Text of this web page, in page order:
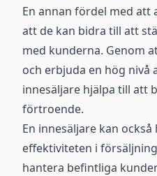
En annan fördel med att
att de kan bidra till att
med kunderna. Genom
och erbjuda en hög nivå
innesäljare hjälpa till att
förtroende.
En innesäljare kan
effektiviteten i
hantera befintliga